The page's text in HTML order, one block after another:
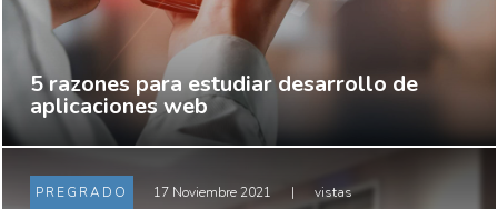
5 razones para estudiar desarrollo de
aplicaciones web
PREGRADO 17 Noviembre 2021 | vistas